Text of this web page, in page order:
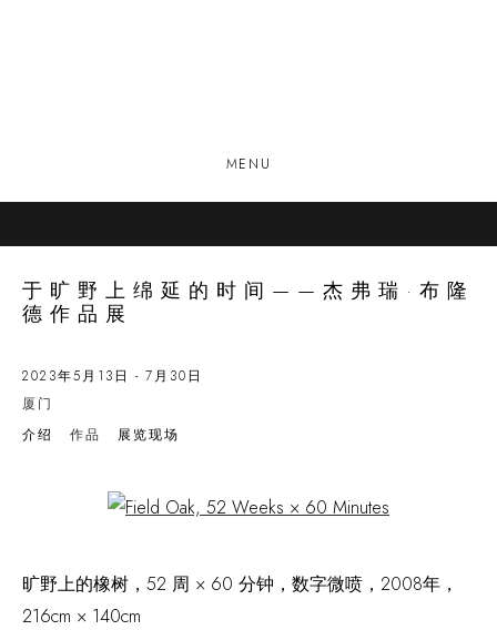
MENU
于旷野上绵延的时间——杰弗瑞·布隆
德作品展
2023年5月13日 - 7月30日
厦门
介绍
作品 展览现场
Open a larger version of the following image in a popup:
旷野上的橡树，52 周 × 60 分钟，数字微喷，2008年，
216cm × 140cm